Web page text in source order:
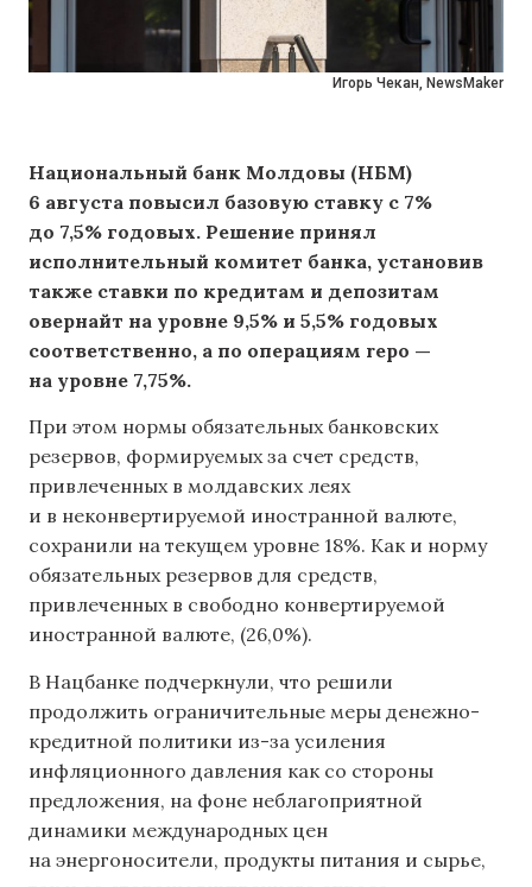
Игорь Чекан, NewsMaker
Национальный банк Молдовы (НБМ)
6 августа повысил базовую ставку с 7%
до 7,5% годовых. Решение принял
исполнительный комитет банка, установив
также ставки по кредитам и депозитам
овернайт на уровне 9,5% и 5,5% годовых
соответственно, а по операциям repo —
на уровне 7,75%.
При этом нормы обязательных банковских
резервов, формируемых за счет средств,
привлеченных в молдавских леях
и в неконвертируемой иностранной валюте,
сохранили на текущем уровне 18%. Как и норму
обязательных резервов для средств,
привлеченных в свободно конвертируемой
иностранной валюте, (26,0%).
В Нацбанке подчеркнули, что решили
продолжить ограничительные меры денежно-
кредитной политики из-за усиления
инфляционного давления как со стороны
предложения, на фоне неблагоприятной
динамики международных цен
на энергоносители, продукты питания и сырье,